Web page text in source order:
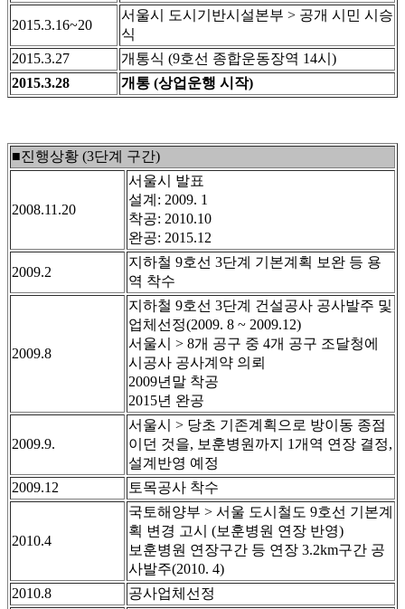
2015.3.16~20
서울시 도시기반시설본부 > 공개 시민 시승
식
2015.3.27
개통식 (9호선 종합운동장역 14시)
2015.3.28
개통 (상업운행 시작)
■진행상황 (3단계 구간)
2008.11.20
서울시 발표
설계: 2009. 1
착공: 2010.10
완공: 2015.12
2009.2
지하철 9호선 3단계 기본계획 보완 등 용
역 착수
2009.8
지하철 9호선 3단계 건설공사 공사발주 및
업체선정(2009. 8 ~ 2009.12)
서울시 > 8개 공구 중 4개 공구 조달청에
시공사 공사계약 의뢰
2009년말 착공
2015년 완공
2009.9.
서울시 > 당초 기존계획으로 방이동 종점
이던 것을, 보훈병원까지 1개역 연장 결정,
설계반영 예정
2009.12
토목공사 착수
2010.4
국토해양부 > 서울 도시철도 9호선 기본계
획 변경 고시 (보훈병원 연장 반영)
보훈병원 연장구간 등 연장 3.2km구간 공
사발주(2010. 4)
2010.8
공사업체선정